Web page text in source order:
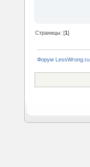
Страницы: [1]
Форум LessWrong.ru